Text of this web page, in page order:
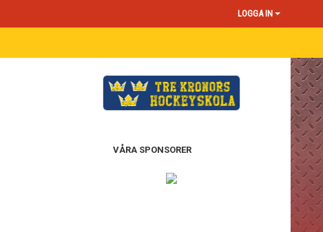
LOGGA IN
VÅRA SPONSORER